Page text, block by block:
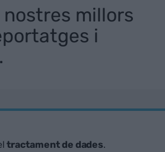
millors
i
tractament de dades.